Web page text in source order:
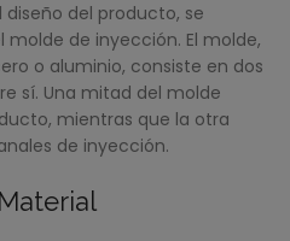
del producto, se
de inyección. El molde,
o aluminio, consiste en dos
sí. Una mitad del molde
mientras que la otra
de inyección.